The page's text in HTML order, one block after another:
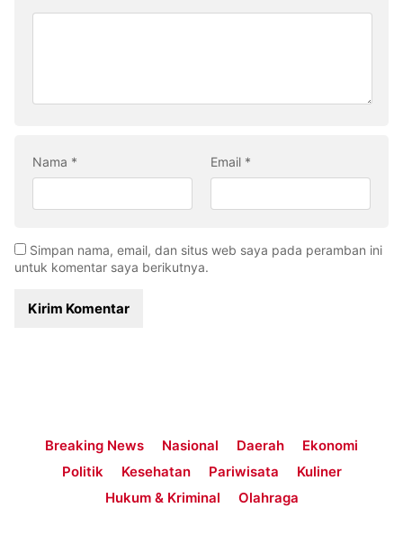
Nama * Email *
Simpan nama, email, dan situs web saya pada peramban ini
untuk komentar saya berikutnya.
Breaking News Nasional Daerah
Ekonomi
Politik
Kesehatan Pariwisata
Kuliner
Hukum & Kriminal
Olahraga